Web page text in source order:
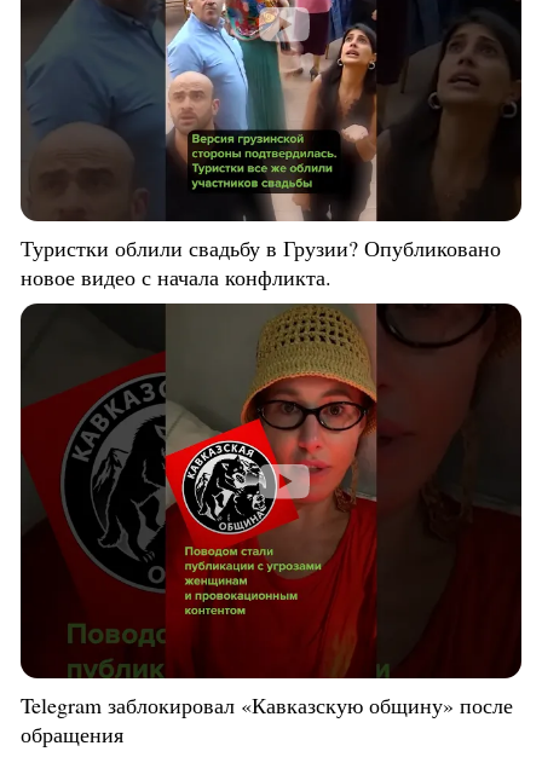
Туристки облили свадьбу в Грузии? Опубликовано
новое видео с начала конфликта.
Telegram заблокировал «Кавказскую общину» после
обращения